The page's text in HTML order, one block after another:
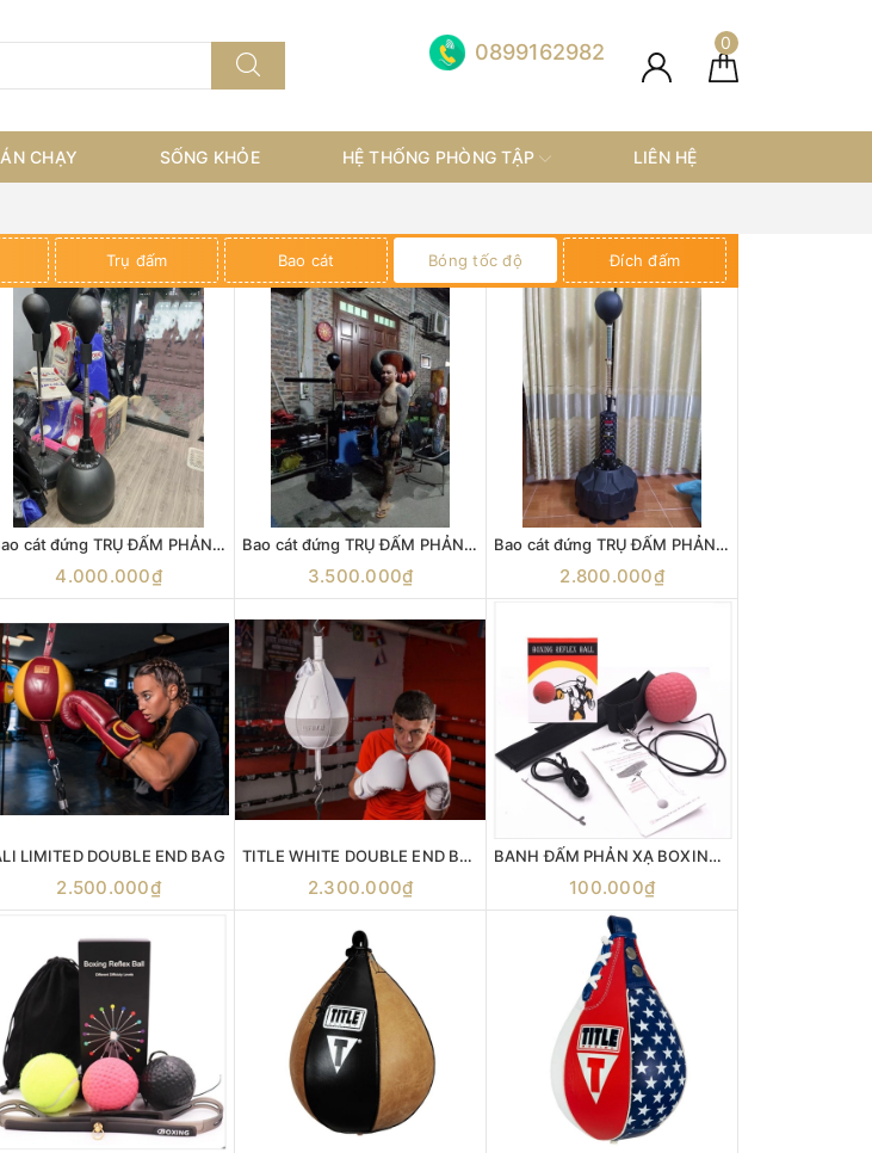
0
0899162982
CHẠY SỐNG KHỎE HỆ THỐNG PHÒNG TẬP LIÊN HỆ
Trụ đấm Bao cát Bóng tốc độ Đích đấm
Bao cát đứng TRỤ ĐẤM PHẢN XẠ T1 Standing Pro Speed Bag , trụ đấm bốc phản xạ cobra bag boxing
4.000.000₫
Bao cát đứng TRỤ ĐẤM PHẢN XẠ+ NÉ TRÁNH cobra bag boxing
3.500.000₫
Bao cát đứng TRỤ ĐẤM PHẢN XẠ T2
2.800.000₫
LIMITED DOUBLE END BAG
2.500.000₫
TITLE WHITE DOUBLE END BAG 2.0
2.300.000₫
BANH ĐẤM PHẢN XẠ BOXING TRAINING BALL
100.000₫